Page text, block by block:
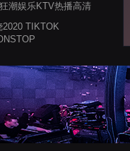
潮娱乐KTV热播高清
2020 TIKTOK
存在夏天的风是想你的